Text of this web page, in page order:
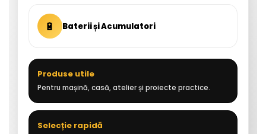
🔋 Baterii și Acumulatori
Produse utile
Pentru mașină, casă, atelier și proiecte practice.
Selecție rapidă